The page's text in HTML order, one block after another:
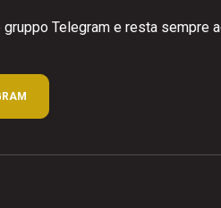
Telegram e resta sempre